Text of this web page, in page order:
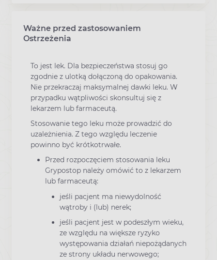
Ważne przed zastosowaniem
Ostrzeżenia
To jest lek. Dla bezpieczeństwa stosuj go
zgodnie z ulotką dołączoną do opakowania.
Nie przekraczaj maksymalnej dawki leku. W
przypadku wątpliwości skonsultuj się z
lekarzem lub farmaceutą.
Stosowanie tego leku może prowadzić do
uzależnienia. Z tego względu leczenie
powinno być krótkotrwałe.
Przed rozpoczęciem stosowania leku
Grypostop należy omówić to z lekarzem
lub farmaceutą:
jeśli pacjent ma niewydolność
wątroby i (lub) nerek;
jeśli pacjent jest w podeszłym wieku,
ze względu na większe ryzyko
występowania działań niepożądanych
ze strony układu nerwowego;